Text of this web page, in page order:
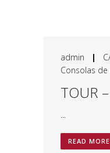
admin |
Consolas
TOUR
READ MORE